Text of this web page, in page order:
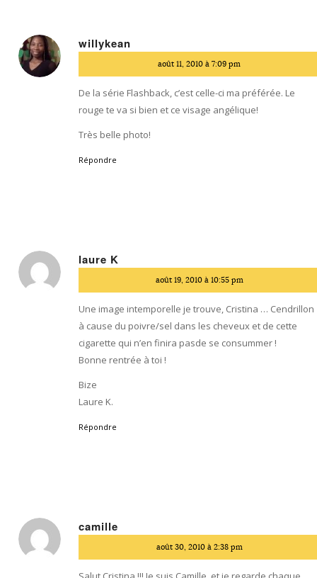
willykean
:
août 11, 2010 à 7:09 pm
De la série Flashback, c’est celle-ci ma préférée. Le
rouge te va si bien et ce visage angélique!
Très belle photo!
Répondre
laure K
:
août 19, 2010 à 10:55 pm
Une image intemporelle je trouve, Cristina … Cendrillon
à cause du poivre/sel dans les cheveux et de cette
cigarette qui n’en finira pasde se consummer !
Bonne rentrée à toi !
Bize
Laure K.
Répondre
camille
:
août 30, 2010 à 2:38 pm